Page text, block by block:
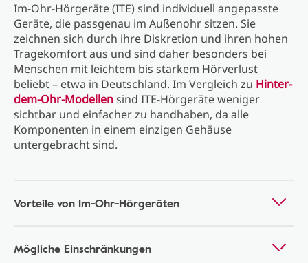
Im-Ohr-Hörgeräte (ITE) sind individuell angepasste
Geräte, die passgenau im Außenohr sitzen. Sie
zeichnen sich durch ihre Diskretion und ihren hohen
Tragekomfort aus und sind daher besonders bei
Menschen mit leichtem bis starkem Hörverlust
beliebt – etwa in Deutschland. Im Vergleich zu Hinter-
dem-Ohr-Modellensind ITE-Hörgeräte weniger
sichtbar und einfacher zu handhaben, da alle
Komponenten in einem einzigen Gehäuse
untergebracht sind.
Vorteile von Im-Ohr-Hörgeräten
Mögliche Einschränkungen